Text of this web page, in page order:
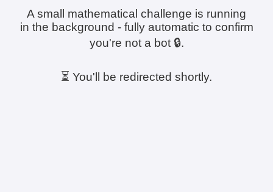
A small mathematical challenge is running
in the background - fully automatic to confirm
you're not a bot 🔒.
⏳ You'll be redirected shortly.